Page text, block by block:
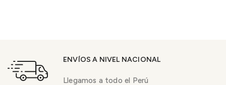
ENVÍOS A NIVEL NACIONAL
Llegamos a todo el Perú